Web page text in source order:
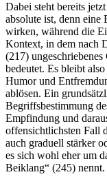
Dabei steht bereits
absolute ist, denn eine
wirken, während die
Kontext, in dem nach
(217)
bedeutet. Es bleibt
Humor und
ablösen. Ein
Begriffsbestimmung
Empfindung und
offensichtlichsten Fall
auch graduell stärker
es sich wohl eher um
Beiklang“ (245) nennt.